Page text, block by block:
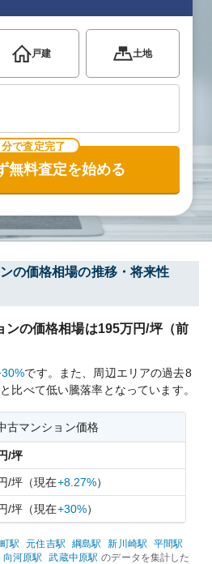
戸建 土地
分で査定完了
無料査定を始める
の価格相場の推移・将来性
ンの価格相場は195万円/坪（前
です。 また、周辺エリアの過去8
と比べて低い騰落率となっています。
古マンション価格
/坪
/坪 （現在+8.27%）
/坪 （現在+30%）
駅 元住吉駅 綱島駅 新川崎駅 平間駅
向河原駅 武蔵中原駅 のデータを集計した